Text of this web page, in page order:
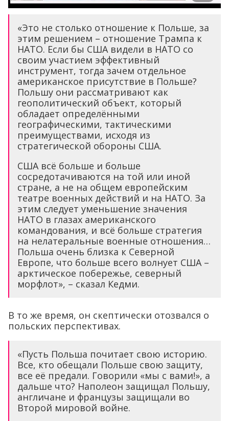
«Это не столько отношение к Польше, за
этим решением – отношение Трампа к
НАТО. Если бы США видели в НАТО со
своим участием эффективный
инструмент, тогда зачем отдельное
американское присутствие в Польше?
Польшу они рассматривают как
геополитический объект, который
обладает определёнными
географическими, тактическими
преимуществами, исходя из
стратегической обороны США.
США всё больше и больше
сосредотачиваются на той или иной
стране, а не на общем европейским
театре военных действий и на НАТО. За
этим следует уменьшение значения
НАТО в глазах американского
командования, и всё больше стратегия
на нелатеральные военные отношения…
Польша очень близка к Северной
Европе, что больше всего волнует США –
арктическое побережье, северный
морфлот», – сказал Кедми.
В то же время, он скептически отозвался о
польских перспективах.
«Пусть Польша почитает свою историю.
Все, кто обещали Польше свою защиту,
все её предали. Говорили «мы с вами!», а
дальше что? Наполеон защищал Польшу,
англичане и французы защищали во
Второй мировой войне.